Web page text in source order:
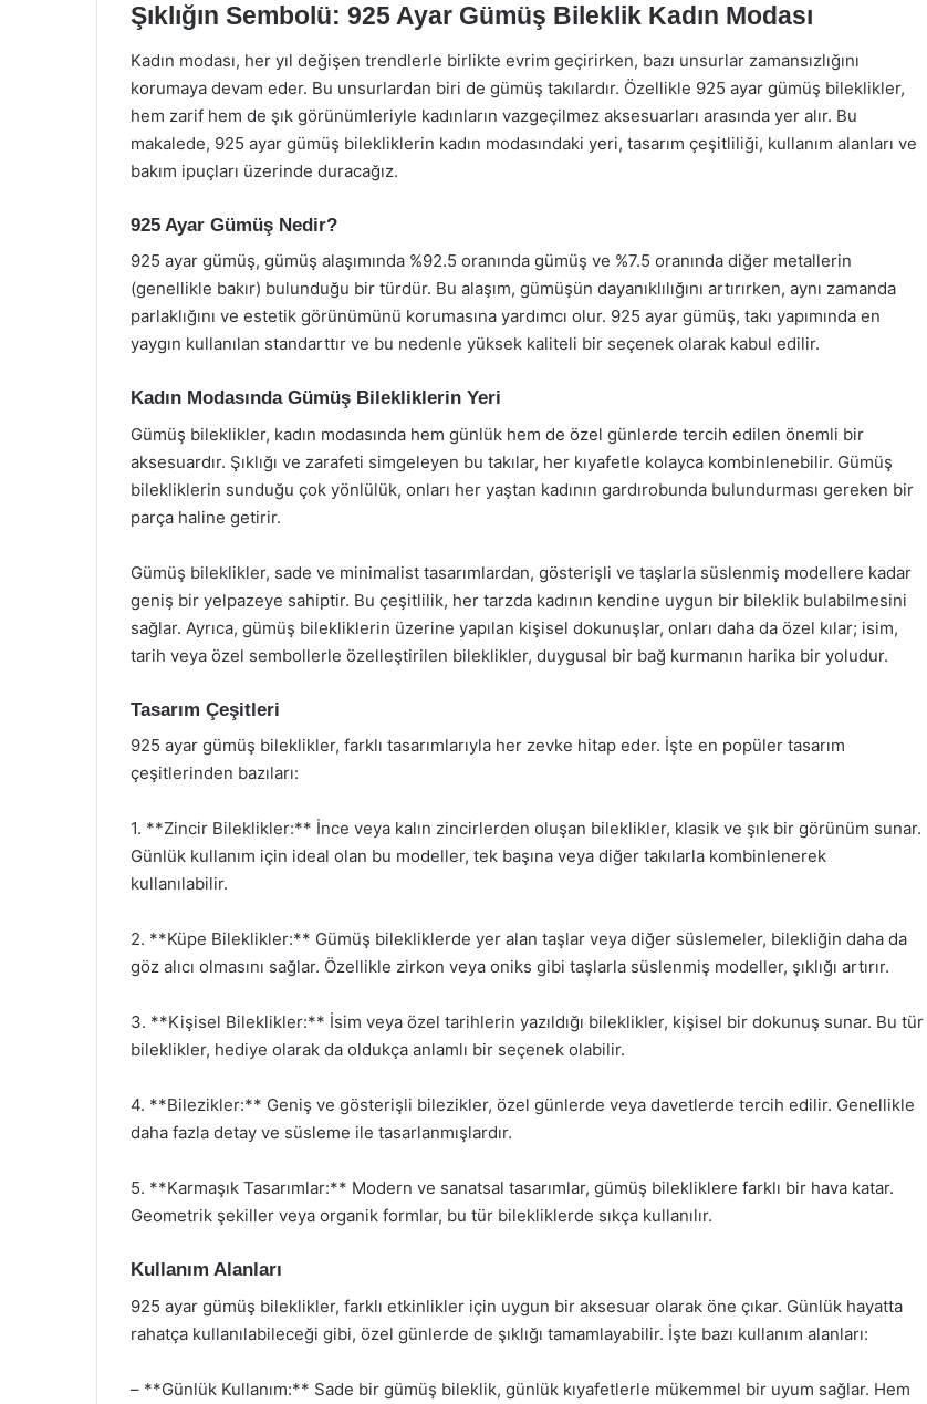
Şıklığın Sembolü: 925 Ayar Gümüş Bileklik Kadın Modası
Kadın modası, her yıl değişen trendlerle birlikte evrim geçirirken, bazı unsurlar zamansızlığını
korumaya devam eder. Bu unsurlardan biri de gümüş takılardır. Özellikle 925 ayar gümüş bileklikler,
hem zarif hem de şık görünümleriyle kadınların vazgeçilmez aksesuarları arasında yer alır. Bu
makalede, 925 ayar gümüş bilekliklerin kadın modasındaki yeri, tasarım çeşitliliği, kullanım alanları ve
bakım ipuçları üzerinde duracağız.
925 Ayar Gümüş Nedir?
925 ayar gümüş, gümüş alaşımında %92.5 oranında gümüş ve %7.5 oranında diğer metallerin
(genellikle bakır) bulunduğu bir türdür. Bu alaşım, gümüşün dayanıklılığını artırırken, aynı zamanda
parlaklığını ve estetik görünümünü korumasına yardımcı olur. 925 ayar gümüş, takı yapımında en
yaygın kullanılan standarttır ve bu nedenle yüksek kaliteli bir seçenek olarak kabul edilir.
Kadın Modasında Gümüş Bilekliklerin Yeri
Gümüş bileklikler, kadın modasında hem günlük hem de özel günlerde tercih edilen önemli bir
aksesuardır. Şıklığı ve zarafeti simgeleyen bu takılar, her kıyafetle kolayca kombinlenebilir. Gümüş
bilekliklerin sunduğu çok yönlülük, onları her yaştan kadının gardırobunda bulundurması gereken bir
parça haline getirir.
Gümüş bileklikler, sade ve minimalist tasarımlardan, gösterişli ve taşlarla süslenmiş modellere kadar
geniş bir yelpazeye sahiptir. Bu çeşitlilik, her tarzda kadının kendine uygun bir bileklik bulabilmesini
sağlar. Ayrıca, gümüş bilekliklerin üzerine yapılan kişisel dokunuşlar, onları daha da özel kılar; isim,
tarih veya özel sembollerle özelleştirilen bileklikler, duygusal bir bağ kurmanın harika bir yoludur.
Tasarım Çeşitleri
925 ayar gümüş bileklikler, farklı tasarımlarıyla her zevke hitap eder. İşte en popüler tasarım
çeşitlerinden bazıları:
1. **Zincir Bileklikler:** İnce veya kalın zincirlerden oluşan bileklikler, klasik ve şık bir görünüm sunar.
Günlük kullanım için ideal olan bu modeller, tek başına veya diğer takılarla kombinlenerek
kullanılabilir.
2. **Küpe Bileklikler:** Gümüş bilekliklerde yer alan taşlar veya diğer süslemeler, bilekliğin daha da
göz alıcı olmasını sağlar. Özellikle zirkon veya oniks gibi taşlarla süslenmiş modeller, şıklığı artırır.
3. **Kişisel Bileklikler:** İsim veya özel tarihlerin yazıldığı bileklikler, kişisel bir dokunuş sunar. Bu tür
bileklikler, hediye olarak da oldukça anlamlı bir seçenek olabilir.
4. **Bilezikler:** Geniş ve gösterişli bilezikler, özel günlerde veya davetlerde tercih edilir. Genellikle
daha fazla detay ve süsleme ile tasarlanmışlardır.
5. **Karmaşık Tasarımlar:** Modern ve sanatsal tasarımlar, gümüş bilekliklere farklı bir hava katar.
Geometrik şekiller veya organik formlar, bu tür bilekliklerde sıkça kullanılır.
Kullanım Alanları
925 ayar gümüş bileklikler, farklı etkinlikler için uygun bir aksesuar olarak öne çıkar. Günlük hayatta
rahatça kullanılabileceği gibi, özel günlerde de şıklığı tamamlayabilir. İşte bazı kullanım alanları:
– **Günlük Kullanım:** Sade bir gümüş bileklik, günlük kıyafetlerle mükemmel bir uyum sağlar. Hem